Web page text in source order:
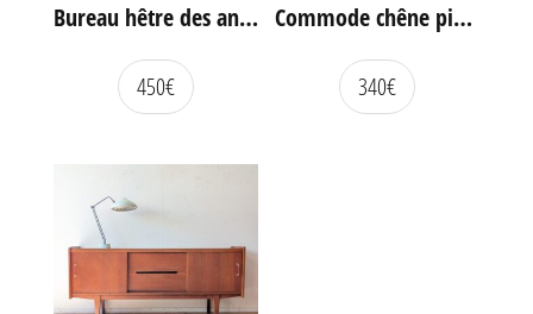
Bureau hêtre des années 60
450€
Commode chêne pieds compas vintage
340€